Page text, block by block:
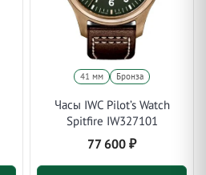
41 мм Бронза
Часы IWC Pilot’s Watch
Spitfire IW327101
77 600 ₽